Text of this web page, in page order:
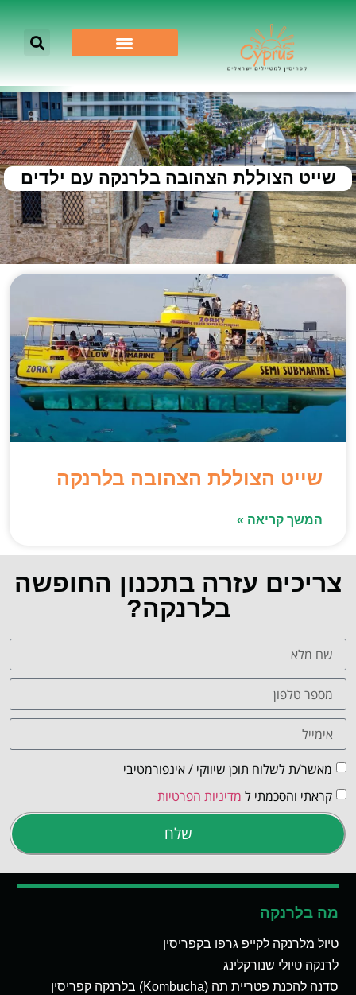
שייט הצוללת הצהובה בלרנקה עם ילדים
שייט הצוללת הצהובה בלרנקה
המשך קריאה »
צריכים עזרה בתכנון החופשה
בלרנקה?
מאשר/ת לשלוח תוכן שיווקי / אינפורמטיבי
קראתי והסכמתי ל מדיניות הפרטיות
שלח
מה בלרנקה
טיול מלרנקה לקייפ גרפו בקפריסין
לרנקה טיולי שנורקלינג
סדנה להכנת פטריית תה (Kombucha) בלרנקה קפריסין